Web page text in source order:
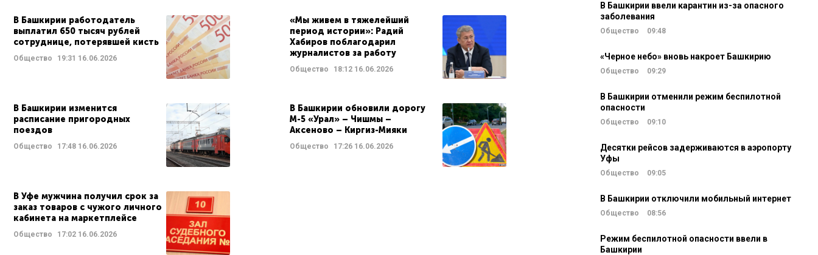
В Башкирии работодатель
выплатил 650 тысяч рублей
сотруднице, потерявшей кисть
Общество 19:31 16.06.2026
«Мы живем в тяжелейший
период истории»: Радий
Хабиров поблагодарил
журналистов за работу
Общество 18:1216.06.2026
В Башкирии изменится
расписание пригородных
поездов
Общество 17:48 16.06.2026
В Башкирии обновили дорогу
М-5 «Урал» – Чишмы –
Аксеново – Киргиз-Мияки
Общество 17:2616.06.2026
В Уфе мужчина получил срок за
заказ товаров с чужого личного
кабинета на маркетплейсе
Общество 17:02 16.06.2026
В Башкирии ввели карантин из-за опасного
заболевания
Общество 09:48
«Черное небо» вновь накроет Башкирию
Общество 09:29
В Башкирии отменили режим беспилотной
опасности
Общество 09:10
Десятки рейсов задерживаются в аэропорту
Уфы
Общество 09:05
В Башкирии отключили мобильный интернет
Общество 08:56
Режим беспилотной опасности ввели в
Башкирии